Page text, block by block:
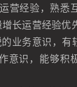
营经验，熟悉
长运营经验优
业务意识，有
意识，能够积